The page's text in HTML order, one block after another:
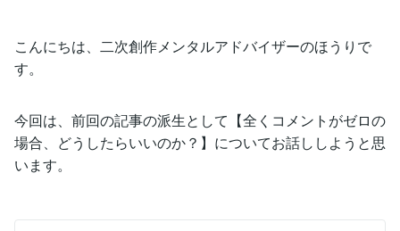
こんにちは、二次創作メンタルアドバイザーのほうりで
す。
今回は、前回の記事の派生として【全くコメントがゼロの
場合、どうしたらいいのか？】についてお話ししようと思
います。